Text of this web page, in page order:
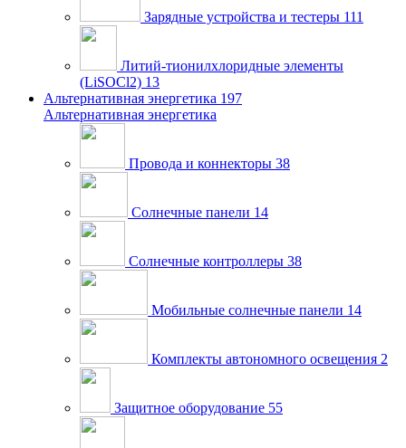
Зарядные устройства и тестеры 111
Литий-тионилхлоридные элементы
(LiSOCl2) 13
Альтернативная энергетика 197
Альтернативная энергетика
Провода и коннекторы 38
Солнечные панели 14
Солнечные контроллеры 38
Мобильные солнечные панели 14
Комплекты автономного освещения 2
Защитное оборудование 55